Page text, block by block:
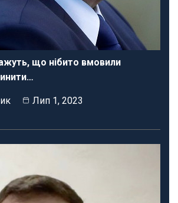
що нібито вмовили
Лип 1, 2023